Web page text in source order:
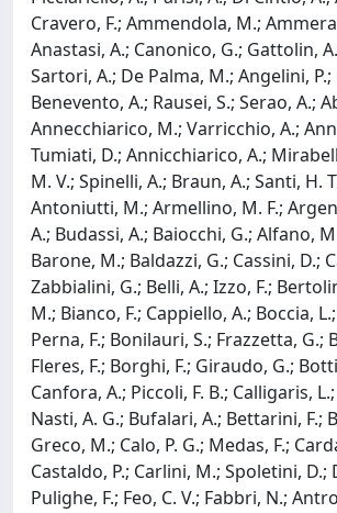
Cravero, F.; Ammendola, M.;
Anastasi, A.; Canonico, G.; Gattolin,
Sartori, A.; De Palma, M.; Angelini, P.;
Benevento, A.; Rausei, S.; Serao, A.;
Annecchiarico, M.; Varricchio, A.;
Tumiati, D.; Annicchiarico, A.;
M. V.; Spinelli, A.; Braun, A.; Santi, H.
Antoniutti, M.; Armellino, M. F.;
A.; Budassi, A.; Baiocchi, G.; Alfano,
Barone, M.; Baldazzi, G.; Cassini, D.;
Zabbialini, G.; Belli, A.; Izzo, F.;
M.; Bianco, F.; Cappiello, A.; Boccia,
Perna, F.; Bonilauri, S.; Frazzetta, G.;
Fleres, F.; Borghi, F.; Giraudo, G.;
Canfora, A.; Piccoli, F. B.; Calligaris,
Nasti, A. G.; Bufalari, A.; Bettarini, F.;
Greco, M.; Calo, P. G.; Medas, F.;
Castaldo, P.; Carlini, M.; Spoletini, D.;
Pulighe, F.; Feo, C. V.; Fabbri, N.;